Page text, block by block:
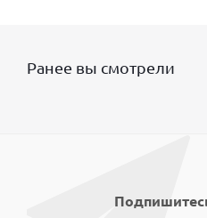
Ранее вы смотрели